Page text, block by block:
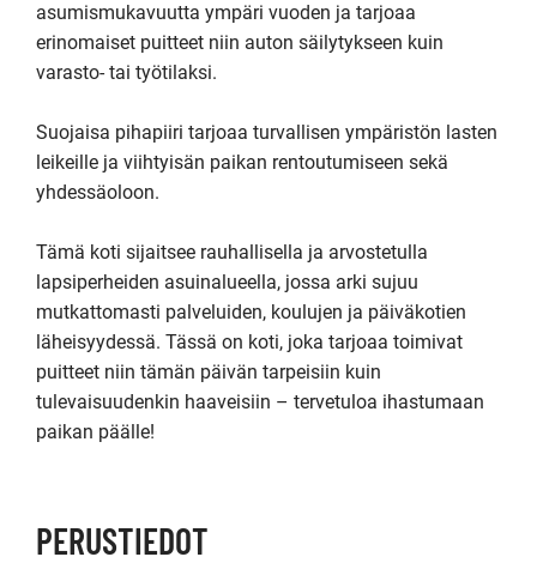
asumismukavuutta ympäri vuoden ja tarjoaa
erinomaiset puitteet niin auton säilytykseen kuin
varasto- tai työtilaksi.
Suojaisa pihapiiri tarjoaa turvallisen ympäristön lasten
leikeille ja viihtyisän paikan rentoutumiseen sekä
yhdessäoloon.
Tämä koti sijaitsee rauhallisella ja arvostetulla
lapsiperheiden asuinalueella, jossa arki sujuu
mutkattomasti palveluiden, koulujen ja päiväkotien
läheisyydessä. Tässä on koti, joka tarjoaa toimivat
puitteet niin tämän päivän tarpeisiin kuin
tulevaisuudenkin haaveisiin – tervetuloa ihastumaan
paikan päälle!
PERUSTIEDOT